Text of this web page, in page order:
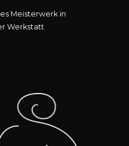
Meisterwerk in
Werkstatt